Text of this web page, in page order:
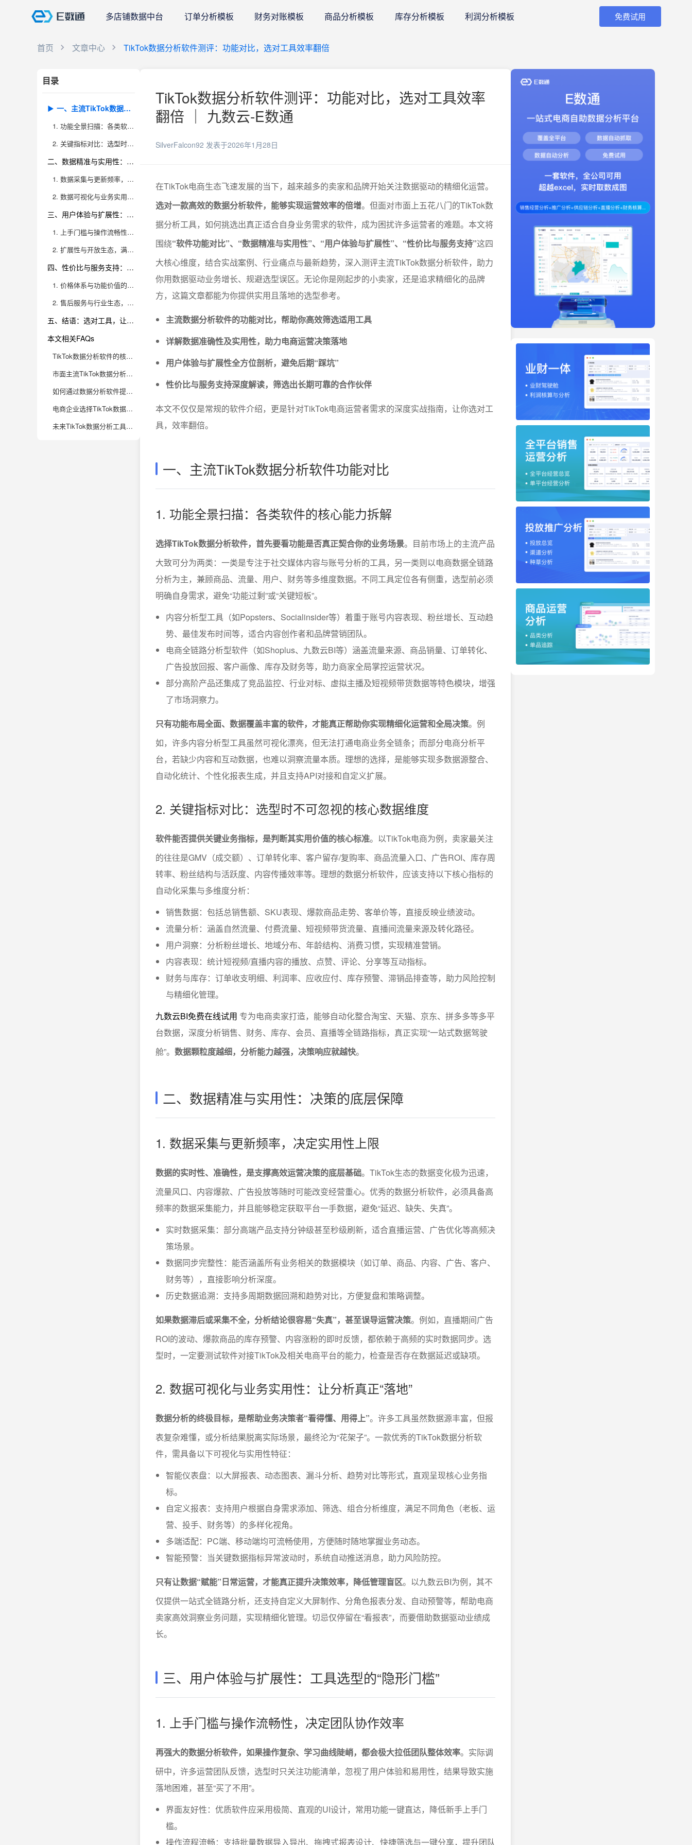
多店铺数据中台 订单分析模板 财务对账模板 商品分析模板 库存分析模板 利润分析模板 免费试用
首页 文章中心 TikTok数据分析软件测评：功能对比，选对工具效率翻倍
目录
一、主流TikTok数据分析软件功能对比
1. 功能全景扫描：各类软件的核心能力拆解
2. 关键指标对比：选型时不可忽视的核心数据维度
二、数据精准与实用性：决策的底层保障
1. 数据采集与更新频率，决定实用性上限
2. 数据可视化与业务实用性：让分析真正“落地”
三、用户体验与扩展性：工具选型的“隐形门槛”
1. 上手门槛与操作流畅性，决定团队协作效率
2. 扩展性与开放生态，满足业务成长的多变需求
四、性价比与服务支持：长期可靠的合作基石
1. 价格体系与功能价值的平衡
2. 售后服务与行业生态，决定合作的可持续性
五、结语：选对工具，让TikTok电商运营效率实现倍增
本文相关FAQs
TikTok数据分析软件的核心功能有哪些？电商企业如何正确评估这些功能？
市面主流TikTok数据分析软件对比：哪些细节最影响电商团队的运营效率？
如何通过数据分析软件提升TikTok带货转化？哪些功能最直接影响ROI？
电商企业选择TikTok数据分析软件时，常见的踩坑有哪些？如何避免？
未来TikTok数据分析工具有哪些值得关注的新趋势？电商企业如何提前布局？
TikTok数据分析软件测评：功能对比，选对工具效率
翻倍 ｜ 九数云-E数通
SilverFalcon92 发表于2026年1月28日
在TikTok电商生态飞速发展的当下，越来越多的卖家和品牌开始关注数据驱动的精细化运营。
选对一款高效的数据分析软件，能够实现运营效率的倍增。但面对市面上五花八门的TikTok数
据分析工具，如何挑选出真正适合自身业务需求的软件，成为困扰许多运营者的难题。本文将
围绕“软件功能对比”、“数据精准与实用性”、“用户体验与扩展性”、“性价比与服务支持”这四
大核心维度，结合实战案例、行业痛点与最新趋势，深入测评主流TikTok数据分析软件，助力
你用数据驱动业务增长、规避选型误区。无论你是刚起步的小卖家，还是追求精细化的品牌
方，这篇文章都能为你提供实用且落地的选型参考。
主流数据分析软件的功能对比，帮助你高效筛选适用工具
详解数据准确性及实用性，助力电商运营决策落地
用户体验与扩展性全方位剖析，避免后期“踩坑”
性价比与服务支持深度解读，筛选出长期可靠的合作伙伴
本文不仅仅是常规的软件介绍，更是针对TikTok电商运营者需求的深度实战指南，让你选对工
具，效率翻倍。
一、主流TikTok数据分析软件功能对比
1. 功能全景扫描：各类软件的核心能力拆解
选择TikTok数据分析软件，首先要看功能是否真正契合你的业务场景。目前市场上的主流产品
大致可分为两类：一类是专注于社交媒体内容与账号分析的工具，另一类则以电商数据全链路
分析为主，兼顾商品、流量、用户、财务等多维度数据。不同工具定位各有侧重，选型前必须
明确自身需求，避免“功能过剩”或“关键短板”。
内容分析型工具（如Popsters、Socialinsider等）着重于账号内容表现、粉丝增长、互动趋
势、最佳发布时间等，适合内容创作者和品牌营销团队。
电商全链路分析型软件（如Shoplus、九数云BI等）涵盖流量来源、商品销量、订单转化、
广告投放回报、客户画像、库存及财务等，助力商家全局掌控运营状况。
部分高阶产品还集成了竞品监控、行业对标、虚拟主播及短视频带货数据等特色模块，增强
了市场洞察力。
只有功能布局全面、数据覆盖丰富的软件，才能真正帮助你实现精细化运营和全局决策。例
如，许多内容分析型工具虽然可视化漂亮，但无法打通电商业务全链条；而部分电商分析平
台，若缺少内容和互动数据，也难以洞察流量本质。理想的选择，是能够实现多数据源整合、
自动化统计、个性化报表生成，并且支持API对接和自定义扩展。
2. 关键指标对比：选型时不可忽视的核心数据维度
软件能否提供关键业务指标，是判断其实用价值的核心标准。以TikTok电商为例，卖家最关注
的往往是GMV（成交额）、订单转化率、客户留存/复购率、商品流量入口、广告ROI、库存周
转率、粉丝结构与活跃度、内容传播效率等。理想的数据分析软件，应该支持以下核心指标的
自动化采集与多维度分析：
销售数据：包括总销售额、SKU表现、爆款商品走势、客单价等，直接反映业绩波动。
流量分析：涵盖自然流量、付费流量、短视频带货流量、直播间流量来源及转化路径。
用户洞察：分析粉丝增长、地域分布、年龄结构、消费习惯，实现精准营销。
内容表现：统计短视频/直播内容的播放、点赞、评论、分享等互动指标。
财务与库存：订单收支明细、利润率、应收应付、库存预警、滞销品排查等，助力风险控制
与精细化管理。
九数云BI免费在线试用 专为电商卖家打造，能够自动化整合淘宝、天猫、京东、拼多多等多平
台数据，深度分析销售、财务、库存、会员、直播等全链路指标，真正实现“一站式数据驾驶
舱”。 数据颗粒度越细，分析能力越强，决策响应就越快。
二、数据精准与实用性：决策的底层保障
1. 数据采集与更新频率，决定实用性上限
数据的实时性、准确性，是支撑高效运营决策的底层基础。TikTok生态的数据变化极为迅速，
流量风口、内容爆款、广告投放等随时可能改变经营重心。优秀的数据分析软件，必须具备高
频率的数据采集能力，并且能够稳定获取平台一手数据，避免“延迟、缺失、失真”。
实时数据采集：部分高端产品支持分钟级甚至秒级刷新，适合直播运营、广告优化等高频决
策场景。
数据同步完整性：能否涵盖所有业务相关的数据模块（如订单、商品、内容、广告、客户、
财务等），直接影响分析深度。
历史数据追溯：支持多周期数据回溯和趋势对比，方便复盘和策略调整。
如果数据滞后或采集不全，分析结论很容易“失真”，甚至误导运营决策。例如，直播期间广告
ROI的波动、爆款商品的库存预警、内容涨粉的即时反馈，都依赖于高频的实时数据同步。选
型时，一定要测试软件对接TikTok及相关电商平台的能力，检查是否存在数据延迟或缺项。
2. 数据可视化与业务实用性：让分析真正“落地”
数据分析的终极目标，是帮助业务决策者“看得懂、用得上”。许多工具虽然数据源丰富，但报
表复杂难懂，或分析结果脱离实际场景，最终沦为“花架子”。一款优秀的TikTok数据分析软
件，需具备以下可视化与实用性特征：
智能仪表盘：以大屏报表、动态图表、漏斗分析、趋势对比等形式，直观呈现核心业务指
标。
自定义报表：支持用户根据自身需求添加、筛选、组合分析维度，满足不同角色（老板、运
营、投手、财务等）的多样化视角。
多端适配：PC端、移动端均可流畅使用，方便随时随地掌握业务动态。
智能预警：当关键数据指标异常波动时，系统自动推送消息，助力风险防控。
只有让数据“赋能”日常运营，才能真正提升决策效率，降低管理盲区。以九数云BI为例，其不
仅提供一站式全链路分析，还支持自定义大屏制作、分角色报表分发、自动预警等，帮助电商
卖家高效洞察业务问题，实现精细化管理。切忌仅停留在“看报表”，而要借助数据驱动业绩成
长。
三、用户体验与扩展性：工具选型的“隐形门槛”
1. 上手门槛与操作流畅性，决定团队协作效率
再强大的数据分析软件，如果操作复杂、学习曲线陡峭，都会极大拉低团队整体效率。实际调
研中，许多运营团队反馈，选型时只关注功能清单，忽视了用户体验和易用性，结果导致实施
落地困难，甚至“买了不用”。
界面友好性：优质软件应采用极简、直观的UI设计，常用功能一键直达，降低新手上手门
槛。
操作流程流畅：支持批量数据导入导出、拖拽式报表设计、快捷筛选与一键分享，提升团队